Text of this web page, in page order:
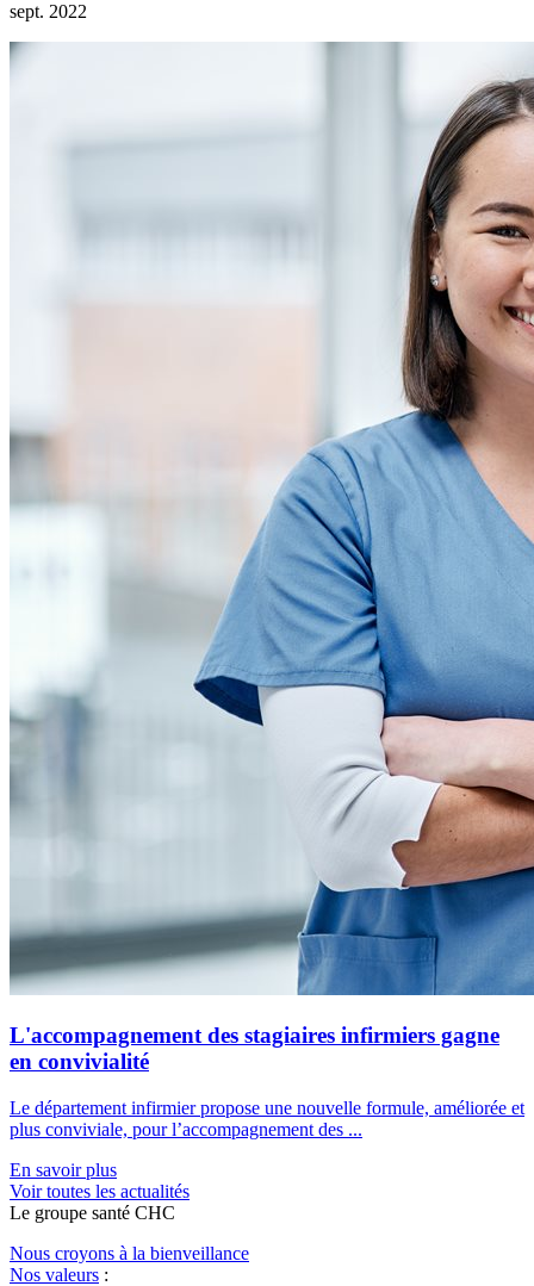
sept. 2022
L'accompagnement des stagiaires infirmiers gagne
en convivialité
Le département infirmier propose une nouvelle formule, améliorée et
plus conviviale, pour l’accompagnement des ...
En savoir plus
Voir toutes les actualités
Le groupe santé CHC
Nous croyons à la bienveillance
Nos valeurs :